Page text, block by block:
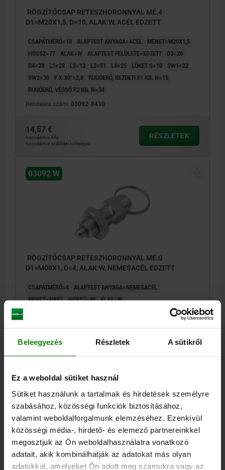
Beleegyezés Részletek A sütikről
Ez a weboldal sütiket használ
Sütiket használunk a tartalmak és hirdetések személyre
szabásához, közösségi funkciók biztosításához,
valamint weboldalforgalmunk elemzéséhez. Ezenkívül
közösségi média-, hirdető- és elemező partnereinkkel
megosztjuk az Ön weboldalhasználatra vonatkozó
adatait, akik kombinálhatják az adatokat más olyan
adatokkal, amelyeket Ön adott meg számukra vagy az
RÖGZÍTŐCSAP RETESZHORONNYAL MÉ.4
D1=M20X1,5, D=10, ALAK:W, ACÉL EDZETT
CSAPÁTMÉRŐ=10 ALAPTEST ANYAGA=ACÉL
MENET=M20X1,5
HOSSZ=77
ALAK=W ALAPTEST FELÜLETE=EDZETT
D3=20
D4=28
L1=28 L2=12 L3=51 L4=25 LÖKET S=10
SW1=22
SW2=30
F X 30°=2,8
RUGÓERŐ, KEZDETI F1 KB. N=15
RUGÓERŐ, VÉGSŐ F2 KB. N=34
Rendelési szám: 03092-8410
14,57 €
hozzáértve Áfa
hozzáértve szállítási költségek
RÉSZLETEK
03092 W
RÖGZÍTŐCSAP RETESZHORONNYAL MÉ.0
D1=M08X1, D=4, ALAK:W, NEMESACÉL EDZETT
CSAPÁTMÉRŐ=4 ALAPTEST ANYAGA=NEMESACÉL
MENET=M8X1 HOSSZ=40 ALAK=W
L2=6
11,69 €
ÚJ
03092 W